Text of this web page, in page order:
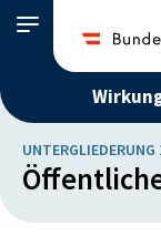
UNTERGLIEDERUNG